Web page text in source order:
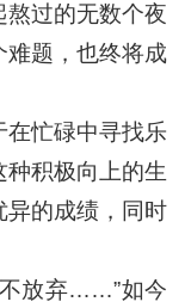
熬过的无数个夜
难题，也终将成
忙碌中寻找乐
积极向上的生
异的成绩，同时
不放弃……”如今